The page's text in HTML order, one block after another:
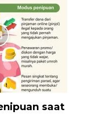
saat